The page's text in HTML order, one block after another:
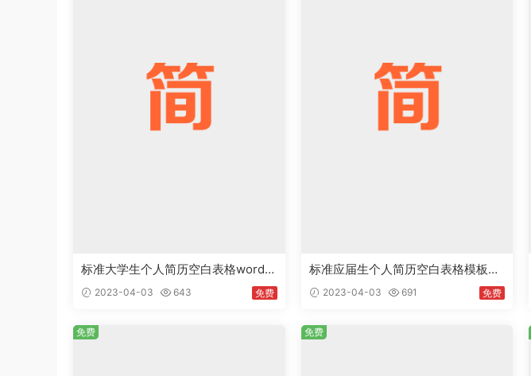
标准大学生个人简历空白表格word模
板简历模板免费下载
2023-04-03 643 免费
标准应届生个人简历空白表格模板wp
s免费下载word格式
2023-04-03 691 免费
免费 免费